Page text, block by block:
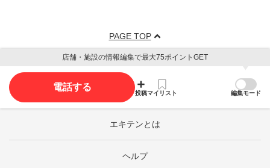
PAGE TOP
店舗・施設の情報編集で最大75ポイントGET
電話する
投稿マイリスト 編集モード
エキテンとは
ヘルプ